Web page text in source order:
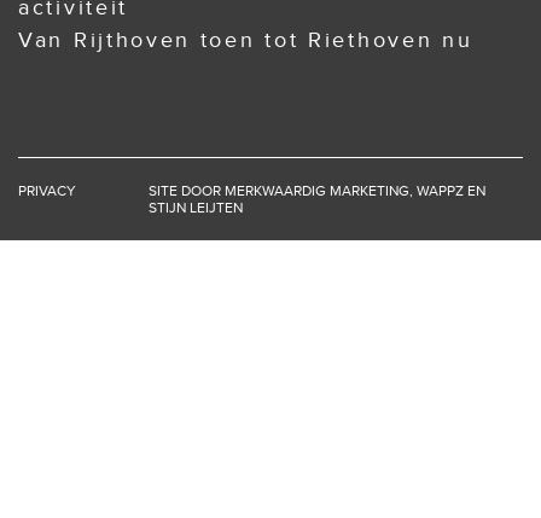
activiteit
Van Rijthoven toen tot Riethoven nu
PRIVACY SITE DOOR MERKWAARDIG MARKETING, WAPPZ EN
STIJN LEIJTEN